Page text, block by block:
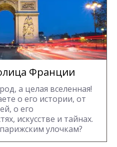
Франции
а целая вселенная!
о его истории, от
о его
искусстве и тайнах.
улочкам?